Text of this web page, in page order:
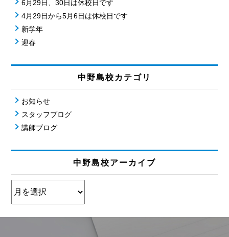
6月29日、30日は休校日です
4月29日から5月6日は休校日です
新学年
迎春
中野島校カテゴリ
お知らせ
スタッフブログ
講師ブログ
中野島校アーカイブ